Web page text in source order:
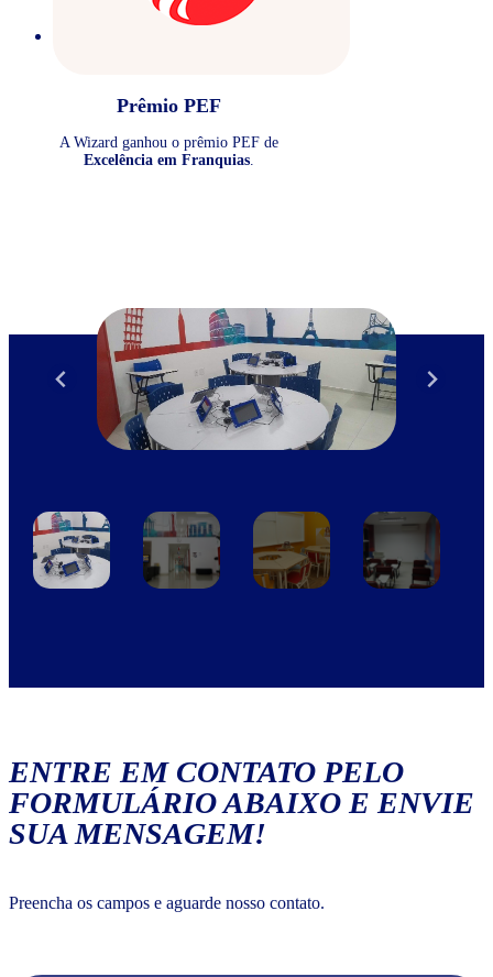
Prêmio PEF
A Wizard ganhou o prêmio PEF de
Excelência em Franquias.
ENTRE EM CONTATO PELO
FORMULÁRIO ABAIXO E ENVIE
SUA MENSAGEM!
Preencha os campos e aguarde nosso contato.